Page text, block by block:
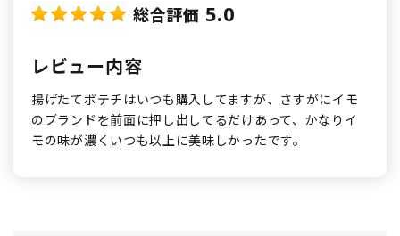
総合評価 5.0
レビュー内容
揚げたてポテチはいつも購入してますが、さすがにイモ
のブランドを前面に押し出してるだけあって、かなりイ
モの味が濃くいつも以上に美味しかったです。